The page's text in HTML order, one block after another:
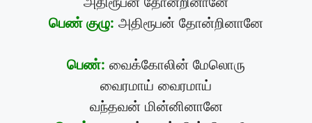
பெண் குழு: அதிரூபன் தோன்றினானே
பெண்: வைக்கோலின் மேலொரு
வைரமாய் வைரமாய்
வந்தவன் மின்னினானே